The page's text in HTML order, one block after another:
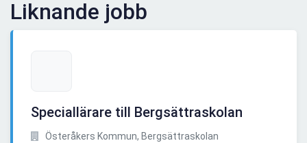
Liknande jobb
Speciallärare till Bergsättraskolan
Österåkers Kommun, Bergsättraskolan